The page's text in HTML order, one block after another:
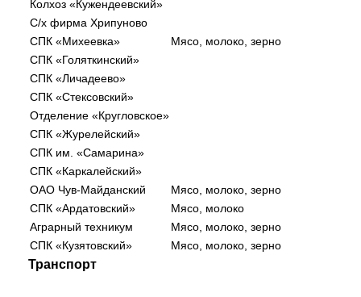
Колхоз «Кужендеевский»
С/x фирма Хрипуново
СПК «Михеевка»
Мясо, молоко, зерно
СПК «Голяткинский»
СПК «Личадеево»
СПК «Стексовский»
Отделение «Кругловское»
СПК «Журелейский»
СПК им. «Самарина»
СПК «Каркалейский»
ОАО Чув-Майданский
Мясо, молоко, зерно
СПК «Ардатовский»
Мясо, молоко
Аграрный техникум
Мясо, молоко, зерно
СПК «Кузятовский»
Мясо, молоко, зерно
Транспорт